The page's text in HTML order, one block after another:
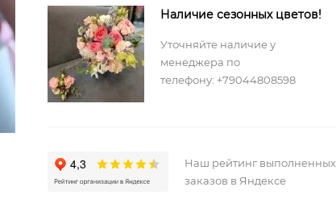
Наличие сезонных цветов!
Уточняйте наличие у
менеджера по
телефону: +79044808598
Наш рейтинг выполненных
заказов в Яндексе